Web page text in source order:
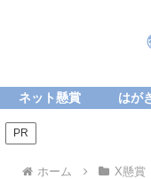
ネット懸賞 はが
PR
ホーム X懸賞